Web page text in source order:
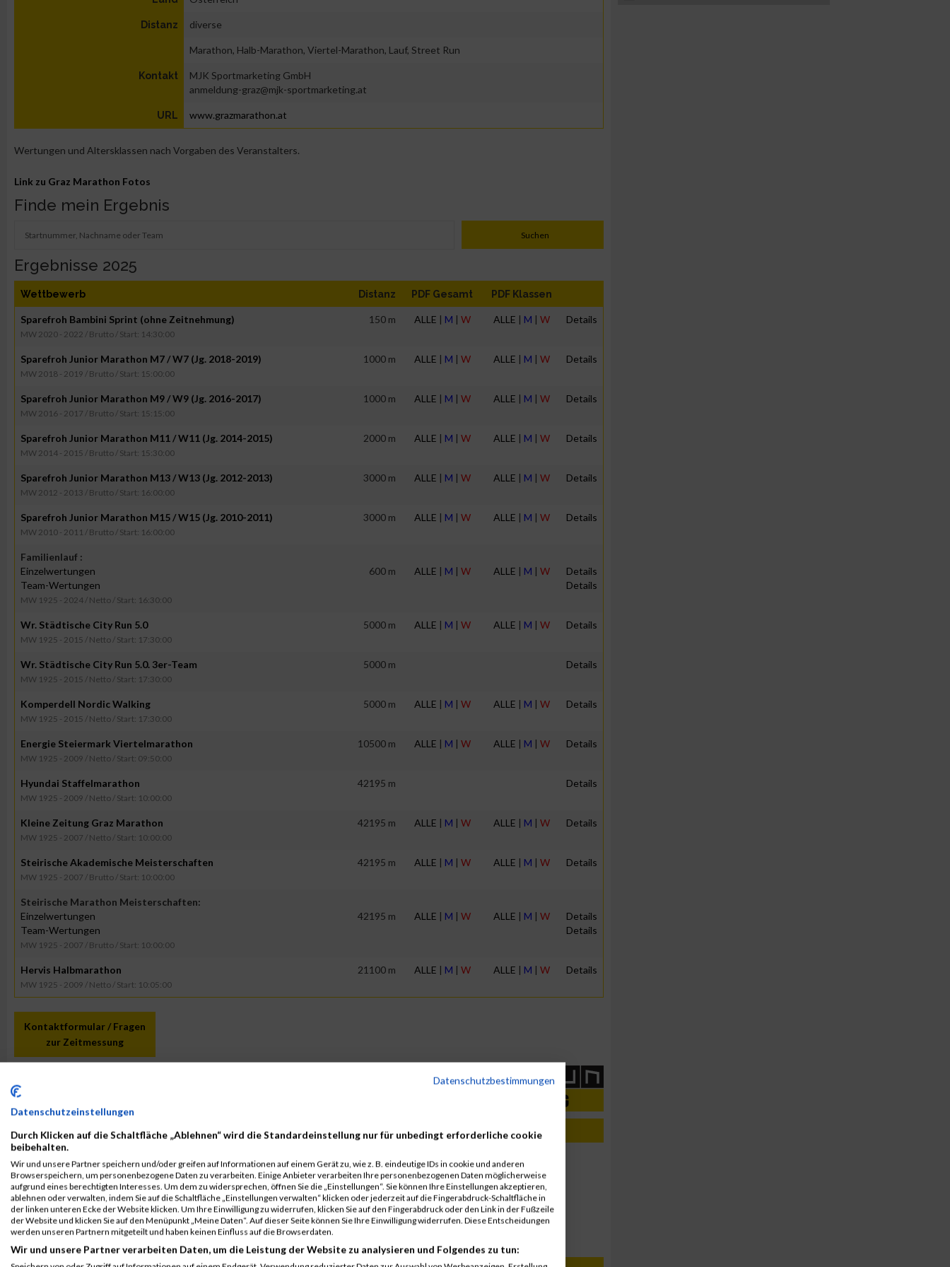
Distanz diverse
Marathon, Halb-Marathon, Viertel-Marathon, Lauf, Street Run
Kontakt
MJK Sportmarketing GmbH
anmeldung-graz@mjk-sportmarketing.at
URL www.grazmarathon.at
Wertungen und Altersklassen nach Vorgaben des Veranstalters.
Link zu Graz Marathon Fotos
Finde mein Ergebnis
Ergebnisse 2025
Wettbewerb Distanz PDF Gesamt PDF Klassen
Sparefroh Bambini Sprint (ohne Zeitnehmung)
MW 2020 - 2022 / Brutto / Start: 14:30:00
150 m ALLE | M | W ALLE | M | W Details
Sparefroh Junior Marathon M7 / W7 (Jg. 2018-2019)
MW 2018 - 2019 / Brutto / Start: 15:00:00
1000 m ALLE | M | W ALLE | M | W Details
Sparefroh Junior Marathon M9 / W9 (Jg. 2016-2017)
MW 2016 - 2017 / Brutto / Start: 15:15:00
1000 m ALLE | M | W ALLE | M | W Details
Sparefroh Junior Marathon M11 / W11 (Jg. 2014-2015)
MW 2014 - 2015 / Brutto / Start: 15:30:00
2000 m ALLE | M | W ALLE | M | W Details
Sparefroh Junior Marathon M13 / W13 (Jg. 2012-2013)
MW 2012 - 2013 / Brutto / Start: 16:00:00
3000 m ALLE | M | W ALLE | M | W Details
Sparefroh Junior Marathon M15 / W15 (Jg. 2010-2011)
MW 2010 - 2011 / Brutto / Start: 16:00:00
3000 m ALLE | M | W ALLE | M | W Details
Familienlauf :
Einzelwertungen
Team-Wertungen
MW 1925 - 2024 / Netto / Start: 16:30:00
600 m ALLE | M | W ALLE | M | W
Details
Details
Wr. Städtische City Run 5.0
MW 1925 - 2015 / Netto / Start: 17:30:00
5000 m ALLE | M | W ALLE | M | W Details
Wr. Städtische City Run 5.0. 3er-Team
MW 1925 - 2015 / Netto / Start: 17:30:00
5000 m Details
Komperdell Nordic Walking
MW 1925 - 2015 / Netto / Start: 17:30:00
5000 m ALLE | M | W ALLE | M | W Details
Energie Steiermark Viertelmarathon
MW 1925 - 2009 / Netto / Start: 09:50:00
10500 m ALLE | M | W ALLE | M | W Details
Hyundai Staffelmarathon
MW 1925 - 2009 / Netto / Start: 10:00:00
42195 m Details
Kleine Zeitung Graz Marathon
MW 1925 - 2007 / Netto / Start: 10:00:00
42195 m ALLE | M | W ALLE | M | W Details
Steirische Akademische Meisterschaften
MW 1925 - 2007 / Brutto / Start: 10:00:00
42195 m ALLE | M | W ALLE | M | W Details
Steirische Marathon Meisterschaften:
Einzelwertungen
Team-Wertungen
MW 1925 - 2007 / Brutto / Start: 10:00:00
42195 m ALLE | M | W ALLE | M | W
Details
Details
Hervis Halbmarathon
MW 1925 - 2009 / Netto / Start: 10:05:00
21100 m ALLE | M | W ALLE | M | W Details
Kontaktformular / Fragen
zur Zeitmessung
ERGEBNISSE
29. August 2025
Kärnten Läuft
Ergebnisse
11. Oktober 2024
Graz Marathon 2024
Ergebnisse
23. August 2024
Kärnten Läuft 2024
Ergebnisse
6. Oktober 2023
Graz Marathon 2023
25. August 2023
Kärnten Läuft 2023
8. Oktober 2022
Graz Marathon 2022
Datenschutzbestimmungen
Datenschutzeinstellungen
Durch Klicken auf die Schaltfläche „Ablehnen“ wird die Standardeinstellung nur für unbedingt erforderliche cookie
beibehalten.
Wir und unsere Partner speichern und/oder greifen auf Informationen auf einem Gerät zu, wie z. B. eindeutige IDs in cookie und anderen
Browserspeichern, um personenbezogene Daten zu verarbeiten. Einige Anbieter verarbeiten Ihre personenbezogenen Daten möglicherweise
aufgrund eines berechtigten Interesses. Um dem zu widersprechen, öffnen Sie die „Einstellungen“. Sie können Ihre Einstellungen akzeptieren,
ablehnen oder verwalten, indem Sie auf die Schaltfläche „Einstellungen verwalten“ klicken oder jederzeit auf die Fingerabdruck-Schaltfläche in
der linken unteren Ecke der Website klicken. Um Ihre Einwilligung zu widerrufen, klicken Sie auf den Fingerabdruck oder den Link in der Fußzeile
der Website und klicken Sie auf den Menüpunkt „Meine Daten“. Auf dieser Seite können Sie Ihre Einwilligung widerrufen. Diese Entscheidungen
werden unseren Partnern mitgeteilt und haben keinen Einfluss auf die Browserdaten.
Wir und unsere Partner verarbeiten Daten, um die Leistung der Website zu analysieren und Folgendes zu tun: